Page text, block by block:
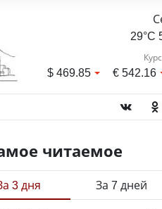
29°C
$469.85 €542.16
читаемое
3 дня За 7 дней